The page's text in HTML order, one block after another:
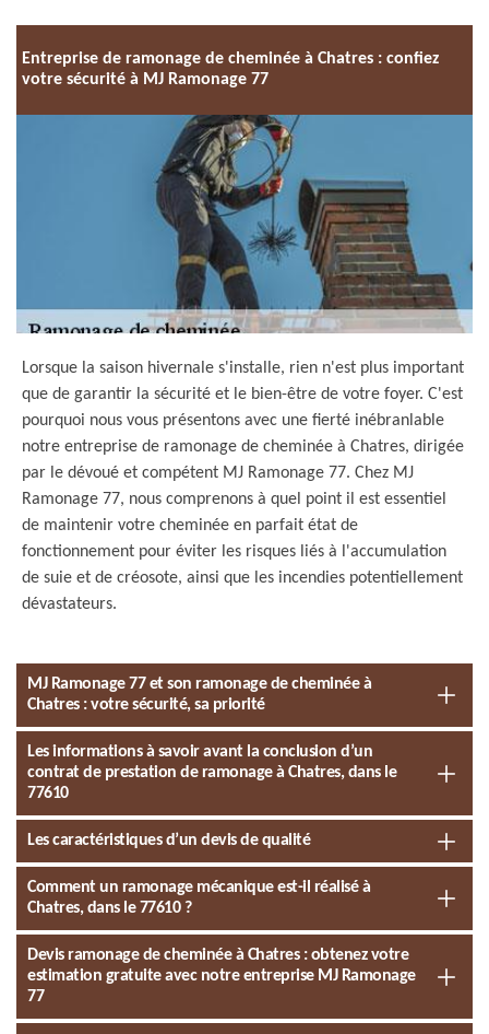
Entreprise de ramonage de cheminée à Chatres : confiez
votre sécurité à MJ Ramonage 77
Lorsque la saison hivernale s'installe, rien n'est plus important
que de garantir la sécurité et le bien-être de votre foyer. C'est
pourquoi nous vous présentons avec une fierté inébranlable
notre entreprise de ramonage de cheminée à Chatres, dirigée
par le dévoué et compétent MJ Ramonage 77. Chez MJ
Ramonage 77, nous comprenons à quel point il est essentiel
de maintenir votre cheminée en parfait état de
fonctionnement pour éviter les risques liés à l'accumulation
de suie et de créosote, ainsi que les incendies potentiellement
dévastateurs.
MJ Ramonage 77 et son ramonage de cheminée à
Chatres : votre sécurité, sa priorité
Les informations à savoir avant la conclusion d’un
contrat de prestation de ramonage à Chatres, dans le
77610
Les caractéristiques d’un devis de qualité
Comment un ramonage mécanique est-il réalisé à
Chatres, dans le 77610 ?
Devis ramonage de cheminée à Chatres : obtenez votre
estimation gratuite avec notre entreprise MJ Ramonage
77